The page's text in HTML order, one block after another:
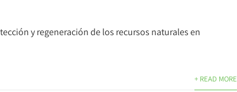
y regeneración de los recursos naturales en
+ READ MORE